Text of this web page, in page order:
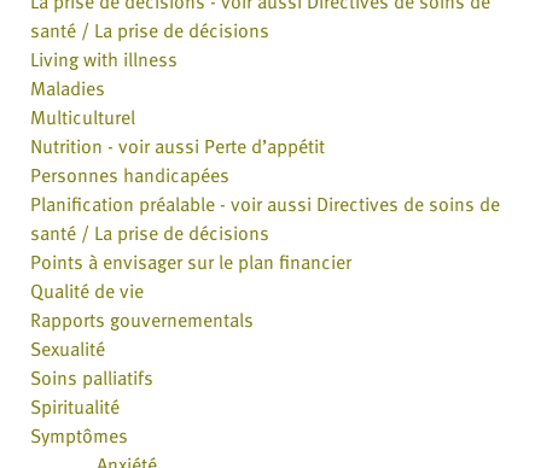
santé / La prise de décisions
Living with illness
Maladies
Multiculturel
Nutrition - voir aussi Perte d’appétit
Personnes handicapées
Planification préalable - voir aussi Directives de soins de
santé / La prise de décisions
Points à envisager sur le plan financier
Qualité de vie
Rapports gouvernementals
Sexualité
Soins palliatifs
Spiritualité
Symptômes